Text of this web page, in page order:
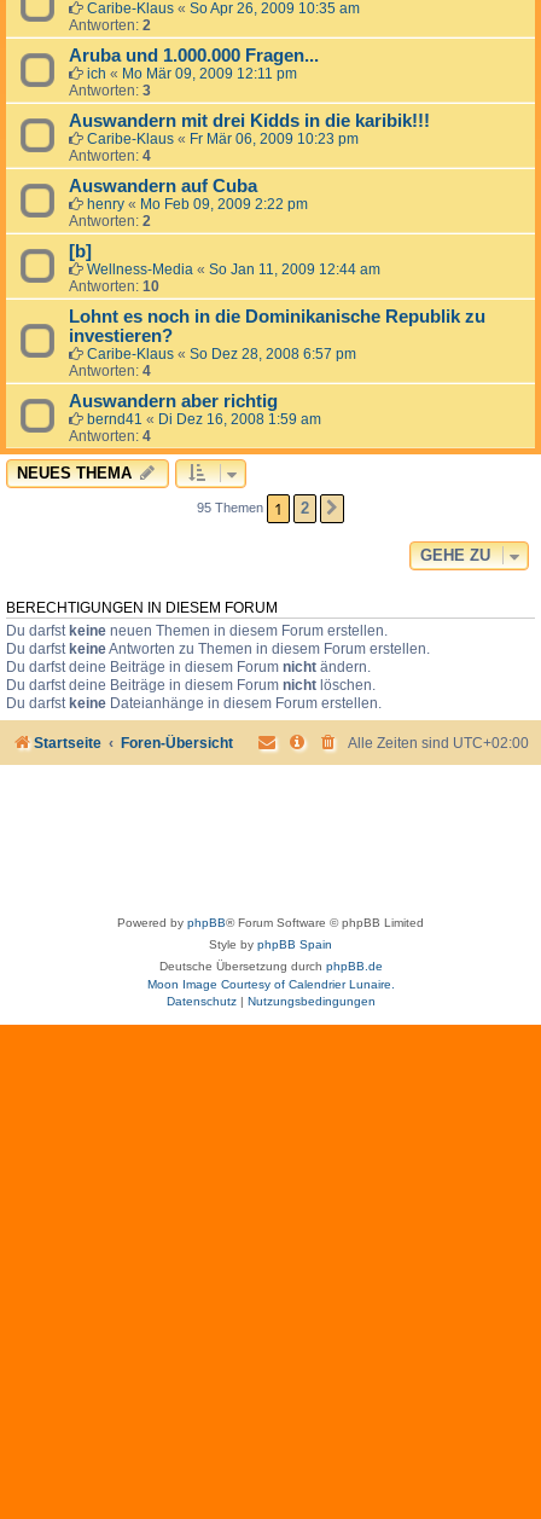
Caribe-Klaus « So Apr 26, 2009 10:35 am
Antworten: 2
Aruba und 1.000.000 Fragen...
ich « Mo Mär 09, 2009 12:11 pm
Antworten: 3
Auswandern mit drei Kidds in die karibik!!!
Caribe-Klaus « Fr Mär 06, 2009 10:23 pm
Antworten: 4
Auswandern auf Cuba
henry « Mo Feb 09, 2009 2:22 pm
Antworten: 2
[b]
Wellness-Media « So Jan 11, 2009 12:44 am
Antworten: 10
Lohnt es noch in die Dominikanische Republik zu
investieren?
Caribe-Klaus « So Dez 28, 2008 6:57 pm
Antworten: 4
Auswandern aber richtig
bernd41 « Di Dez 16, 2008 1:59 am
Antworten: 4
NEUES THEMA
95 Themen 1 2
GEHE ZU
BERECHTIGUNGEN IN DIESEM FORUM
Du darfst keine neuen Themen in diesem Forum erstellen.
Du darfst keineAntworten zu Themen in diesem Forum erstellen.
Du darfst deine Beiträge in diesem Forum nicht ändern.
Du darfst deine Beiträge in diesem Forum nicht löschen.
Du darfst keine Dateianhänge in diesem Forum erstellen.
Startseite Foren-Übersicht Alle Zeiten sind UTC+02:00
Powered by phpBB® Forum Software © phpBB Limited
Style by phpBB Spain
Deutsche Übersetzung durch phpBB.de
Moon Image Courtesy of Calendrier Lunaire.
Datenschutz| Nutzungsbedingungen